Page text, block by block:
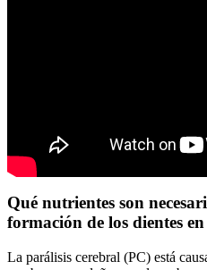
Qué nutrientes son
formación de los dientes en
La parálisis cerebral (PC) está